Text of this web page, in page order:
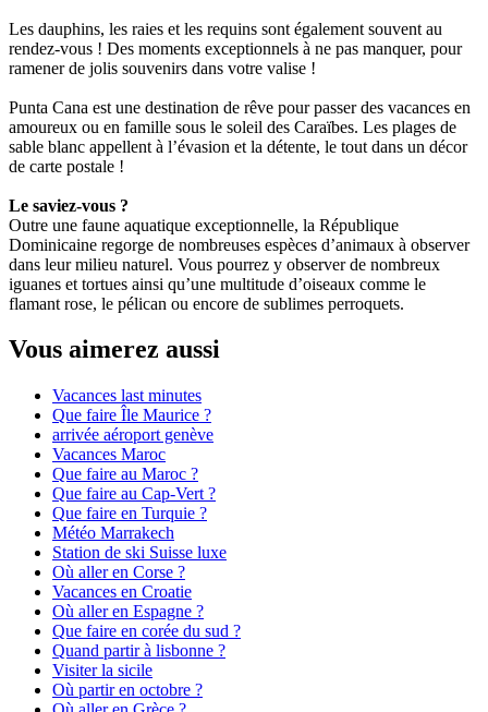
Les dauphins, les raies et les requins sont également souvent au
rendez-vous ! Des moments exceptionnels à ne pas manquer, pour
ramener de jolis souvenirs dans votre valise !
Punta Cana est une destination de rêve pour passer des vacances en
amoureux ou en famille sous le soleil des Caraïbes. Les plages de
sable blanc appellent à l’évasion et la détente, le tout dans un décor
de carte postale !
Le saviez-vous ?
Outre une faune aquatique exceptionnelle, la République
Dominicaine regorge de nombreuses espèces d’animaux à observer
dans leur milieu naturel. Vous pourrez y observer de nombreux
iguanes et tortues ainsi qu’une multitude d’oiseaux comme le
flamant rose, le pélican ou encore de sublimes perroquets.
Vous aimerez aussi
Vacances last minutes
Que faire Île Maurice ?
arrivée aéroport genève
Vacances Maroc
Que faire au Maroc ?
Que faire au Cap-Vert ?
Que faire en Turquie ?
Météo Marrakech
Station de ski Suisse luxe
Où aller en Corse ?
Vacances en Croatie
Où aller en Espagne ?
Que faire en corée du sud ?
Quand partir à lisbonne ?
Visiter la sicile
Où partir en octobre ?